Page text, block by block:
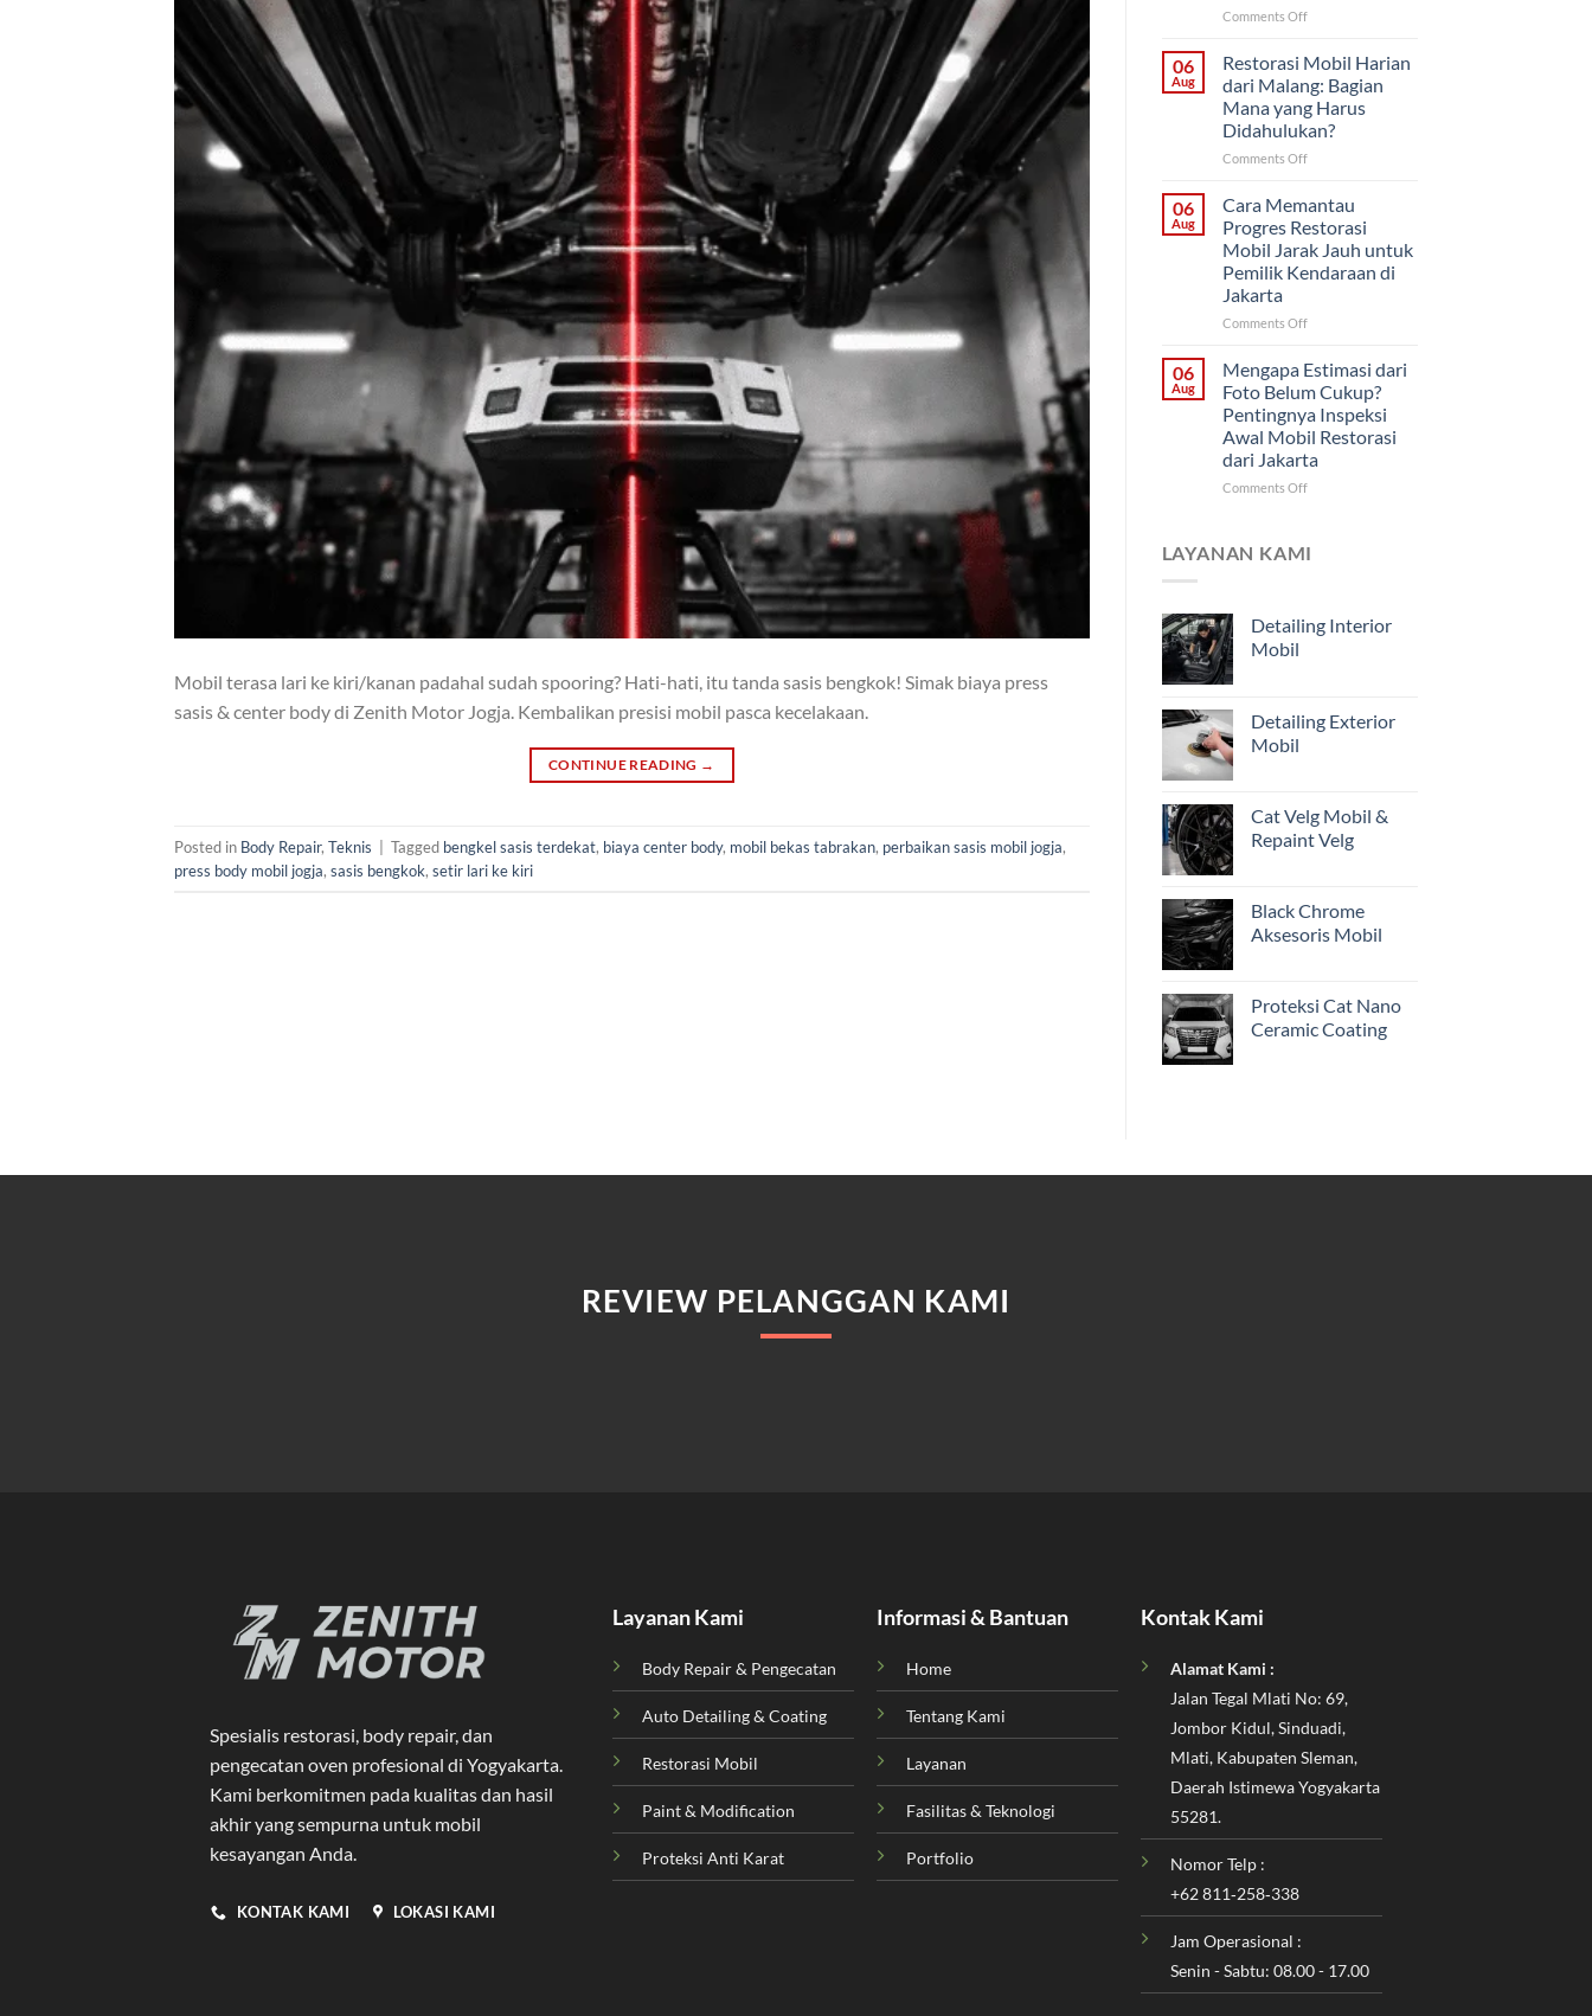
Mobil terasa lari ke kiri/kanan padahal sudah spooring? Hati-hati, itu tanda sasis bengkok! Simak biaya press
sasis & center body di Zenith Motor Jogja. Kembalikan presisi mobil pasca kecelakaan.
CONTINUE READING →
Posted in Body Repair, Teknis Tagged bengkel sasis terdekat, biaya center body, mobil bekas tabrakan, perbaikan sasis mobil jogja,
press body mobil jogja, sasis bengkok, setir lari ke kiri
Klasik
di
Solo
Comments Offon
Ulang
Saja
atau
Restorasi
Bodi?
Cara
Penanganan
Mobil
Tua
dari
Malang
06
Aug
Restorasi Mobil Harian
dari Malang: Bagian
Mana yang Harus
Didahulukan?
Comments Offon
Mobil
Harian
dari
Malang:
Bagian
yang
06
Aug
Cara Memantau
Progres Restorasi
Mobil Jarak Jauh untuk
Pemilik Kendaraan di
Jakarta
Comments Offon
Memantau
Progres
Restorasi
Mobil
Jarak
Jauh
untuk
Jakarta
06
Aug
Mengapa Estimasi dari
Foto Belum Cukup?
Pentingnya Inspeksi
Awal Mobil Restorasi
dari Jakarta
Comments Offon
dari
Pentingnya
dari
LAYANAN KAMI
Detailing Interior
Mobil
Detailing Exterior
Mobil
Cat Velg Mobil &
Repaint Velg
Black Chrome
Aksesoris Mobil
Proteksi Cat Nano
Ceramic Coating
REVIEW PELANGGAN KAMI
Spesialis restorasi, body repair, dan
pengecatan oven profesional di Yogyakarta.
Kami berkomitmen pada kualitas dan hasil
akhir yang sempurna untuk mobil
kesayangan Anda.
KONTAK KAMI LOKASI KAMI
Layanan Kami
Body Repair & Pengecatan
Auto Detailing & Coating
Restorasi Mobil
Paint & Modification
Proteksi Anti Karat
Informasi & Bantuan
Home
Tentang Kami
Layanan
Fasilitas & Teknologi
Portfolio
Kontak Kami
Alamat Kami :
Jalan Tegal Mlati No: 69,
Jombor Kidul, Sinduadi,
Mlati, Kabupaten Sleman,
Daerah Istimewa Yogyakarta
55281.
Nomor Telp :
‪+62 811‑258‑338‬
Jam Operasional :
Senin - Sabtu: 08.00 - 17.00